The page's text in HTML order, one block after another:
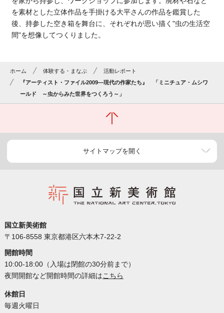
を素材とした立体作品を手掛ける大平さんの作品を鑑賞した
後、持参した空き箱を舞台に、それぞれが思い描く"虫の生活空
間"を想像してつくりました。
ホーム 体験する・まなぶ
活動レポート
『アーティスト・ファイル2009―現代の作家たち』 「ミニチュア・ムシワ
ールド ～虫からみた世界をつくろう～」
サイトマップを開く
国立新美術館
〒106-8558 東京都港区六本木7-22-2
開館時間
10:00-18:00（入場は閉館の30分前まで）
夜間開館など開館時間の詳細はこちら
休館日
毎週火曜日